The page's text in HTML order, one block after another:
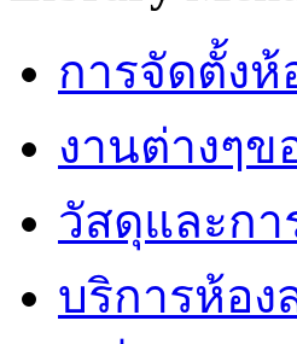
การจัดตั้งห้
งานต่างๆข
วัสดุและกา
บริการห้อง